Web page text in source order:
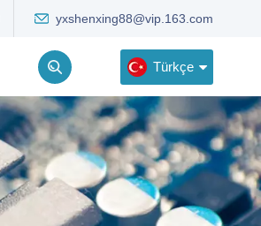
yxshenxing88@vip.163.com
Türkçe
English
Deutsch
Русский